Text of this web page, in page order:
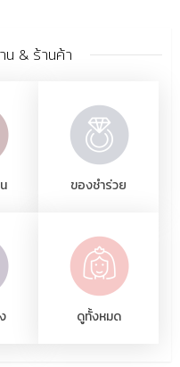
& ร้านค้า
ของชำร่วย
ดูทั้งหมด